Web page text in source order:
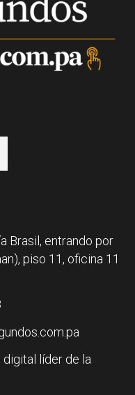
Brasil, entrando por
piso 11, oficina 11
digital líder de la